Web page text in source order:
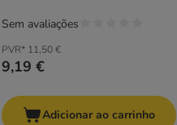
PVR* 11,50 €
9,19 €
Sem avaliações
Adicionar ao carrinho